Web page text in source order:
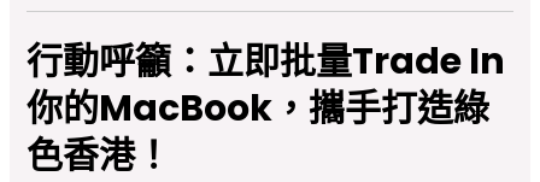
行動呼籲：立即批量Trade In
你的MacBook，攜手打造綠
色香港！